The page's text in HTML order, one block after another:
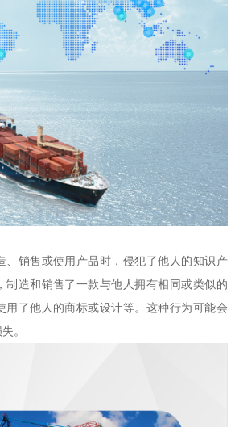
、销售或使用产品时，侵犯了他人的知识产
制造和销售了一款与他人拥有相同或类似的
用了他人的商标或设计等。这种行为可能会
。